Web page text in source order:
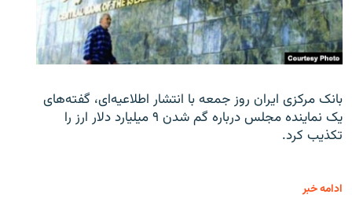
بانک مرکزی ایران روز جمعه با انتشار اطلاعیه‌ای، گفته‌های
یک نماینده مجلس درباره گم شدن ۹ میلیارد دلار ارز را
تکذیب کرد.
ادامه خبر